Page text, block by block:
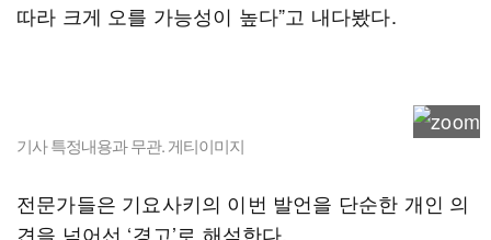
따라 크게 오를 가능성이 높다”고 내다봤다.
기사 특정내용과 무관. 게티이미지
전문가들은 기요사키의 이번 발언을 단순한 개인 의
견을 넘어선 ‘경고’로 해석한다.